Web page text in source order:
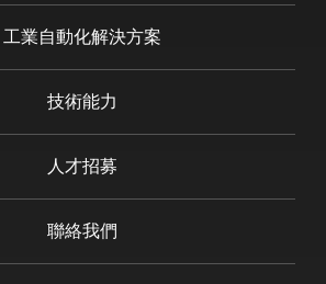
工業自動化解決方案
技術能力
人才招募
聯絡我們